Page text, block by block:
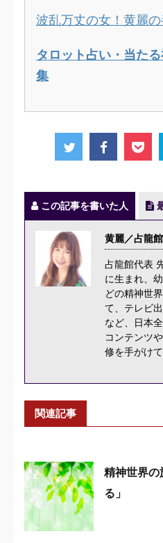
波乱万丈の女！黄麗
タロット占い・当た
集
この記事を書いた人
黄麗／占龍
占龍館代表
に生まれ、
どの精神世
て、テレビ
など、日本
コンテンツ
修を手がけて
関連記事
精神世界
る」